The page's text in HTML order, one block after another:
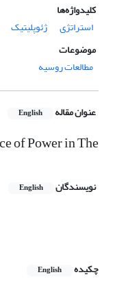
کلیدواژه‌ها
استراتژی
ژئوپلیتیک
موضوعات
مطالعات روسیه
عنوان مقاله English
of Power in The
نویسندگان English
چکیده
English